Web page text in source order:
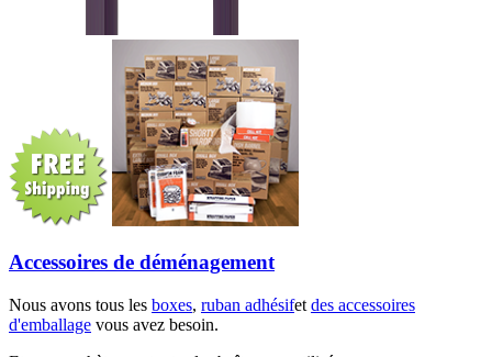
Accessoires de déménagement
Nous avons tous les boxes, ruban adhésifet des accessoires
d'emballage vous avez besoin.